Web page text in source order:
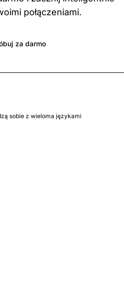
połączeniami.
za darmo
sobie z wieloma językami